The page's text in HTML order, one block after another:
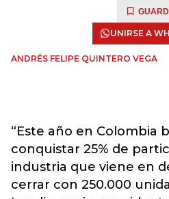
UNIRSE A
ANDRÉS FELIPE QUINTERO VEGA
“Este año en Colombia
conquistar 25% de
industria que viene en
cerrar con 250.000